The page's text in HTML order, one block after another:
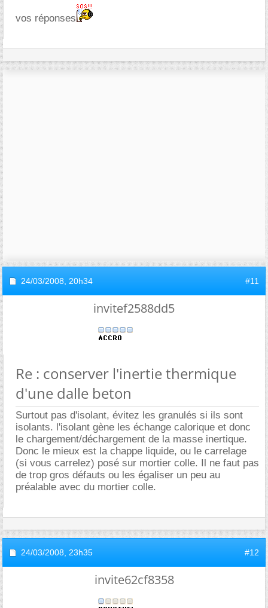
vos réponses
24/03/2008, 20h34 #11
invitef2588dd5
Re : conserver l'inertie thermique
d'une dalle beton
Surtout pas d'isolant, évitez les granulés si ils sont
isolants. l'isolant gène les échange calorique et donc
le chargement/déchargement de la masse inertique.
Donc le mieux est la chappe liquide, ou le carrelage
(si vous carrelez) posé sur mortier colle. Il ne faut pas
de trop gros défauts ou les égaliser un peu au
préalable avec du mortier colle.
24/03/2008, 23h35 #12
invite62cf8358